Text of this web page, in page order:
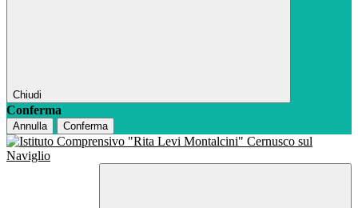
Chiudi
Conferma
Annulla Conferma